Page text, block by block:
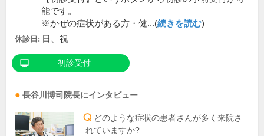
能です。
※かぜの症状がある方・健...(続きを読む)
休診日: 日、祝
初診受付
長谷川博司 院長にインタビュー
どのような症状の患者さんが多く来院さ
れていますか?